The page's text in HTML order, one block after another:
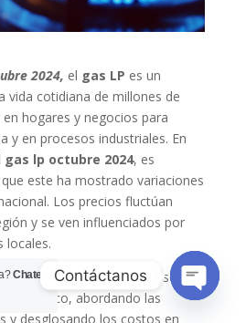
2024, el gas LP es un
vida cotidiana de millones de
hogares y negocios para
y en procesos industriales. En
gas lp octubre 2024, es
este ha mostrado variaciones
Los precios fluctúan
y se ven influenciados por
locales.
un análisis detallado sobre
en México, abordando las
y desglosando los costos en
Chatea
Contáctanos